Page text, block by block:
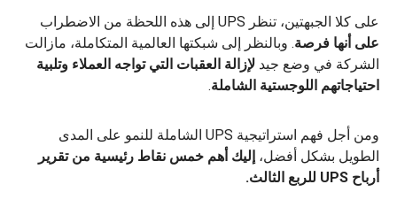
على كلا الجبهتين، تنظر UPS إلى هذه اللحظة من الاضطراب
على أنها فرصة. وبالنظر إلى شبكتها العالمية المتكاملة، مازالت
الشركة في وضع جيد لإزالة العقبات التي تواجه العملاء وتلبية
احتياجاتهم اللوجستية الشاملة.
ومن أجل فهم استراتيجية UPS الشاملة للنمو على المدى
الطويل بشكل أفضل، إليك أهم خمس نقاط رئيسية من تقرير
أرباح UPS للربع الثالث.